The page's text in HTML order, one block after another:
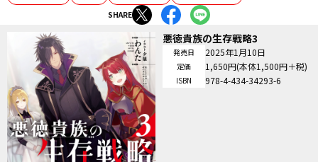
SHARE
悪徳貴族の生存戦略3
発売日 2025年1月10日
定価 1,650円(本体1,500円＋税)
ISBN 978-4-434-34293-6